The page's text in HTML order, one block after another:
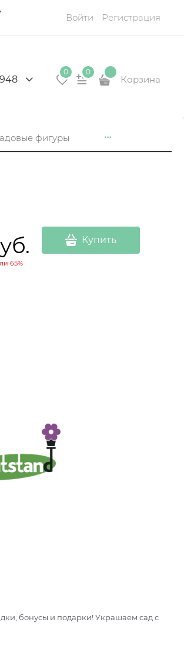
Войти Регистрация
0 0
Корзина
фигуры
65%
Купить
бонусы и подарки! Украшаем сад с